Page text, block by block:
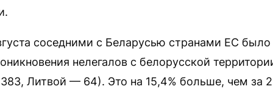
соседними с Беларусью странами ЕС было
нелегалов с белорусской
Литвой — 64). Это на 15,4% больше, чем за